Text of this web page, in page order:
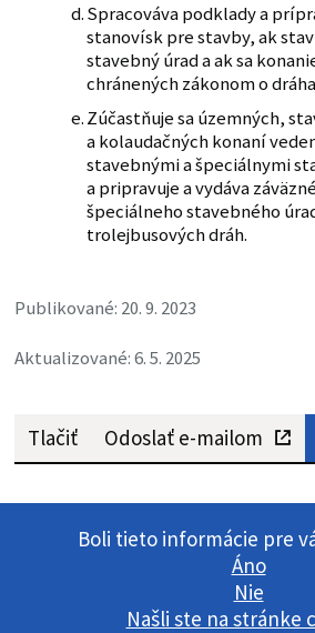
Spracováva podklady a
stanovísk pre stavby, ak
stavebný úrad a ak sa
chránených zákonom o
Zúčastňuje sa územných,
a kolaudačných konaní
stavebnými a špeciálnymi
a pripravuje a vydáva
špeciálneho stavebného
trolejbusových dráh.
Publikované: 20. 9. 2023
Aktualizované: 6. 5. 2025
Tlačiť Odoslať e-mailom
Boli tieto informácie pre
Áno
Nie
Našli ste na stránke